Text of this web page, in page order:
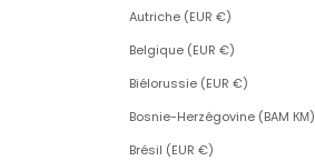
Autriche (EUR €)
Belgique (EUR €)
Biélorussie (EUR €)
Bosnie-Herzégovine (BAM КМ)
Brésil (EUR €)